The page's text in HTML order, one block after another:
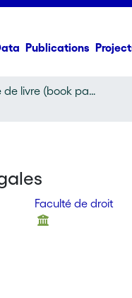
Publications
Chapitre de livre (book part)
Faculté de droit